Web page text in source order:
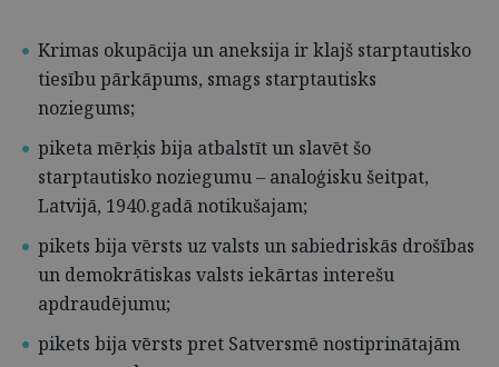
Krimas okupācija un aneksija ir klajš starptautisko
tiesību pārkāpums, smags starptautisks
noziegums;
piketa mērķis bija atbalstīt un slavēt šo
starptautisko noziegumu – analoģisku šeitpat,
Latvijā, 1940.gadā notikušajam;
pikets bija vērsts uz valsts un sabiedriskās drošības
un demokrātiskas valsts iekārtas interešu
apdraudējumu;
pikets bija vērsts pret Satversmē nostiprinātajām